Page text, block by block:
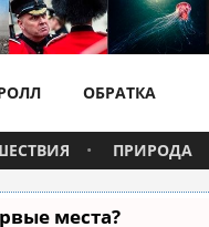
ОБРАТКА
ПРИРОДА
места?